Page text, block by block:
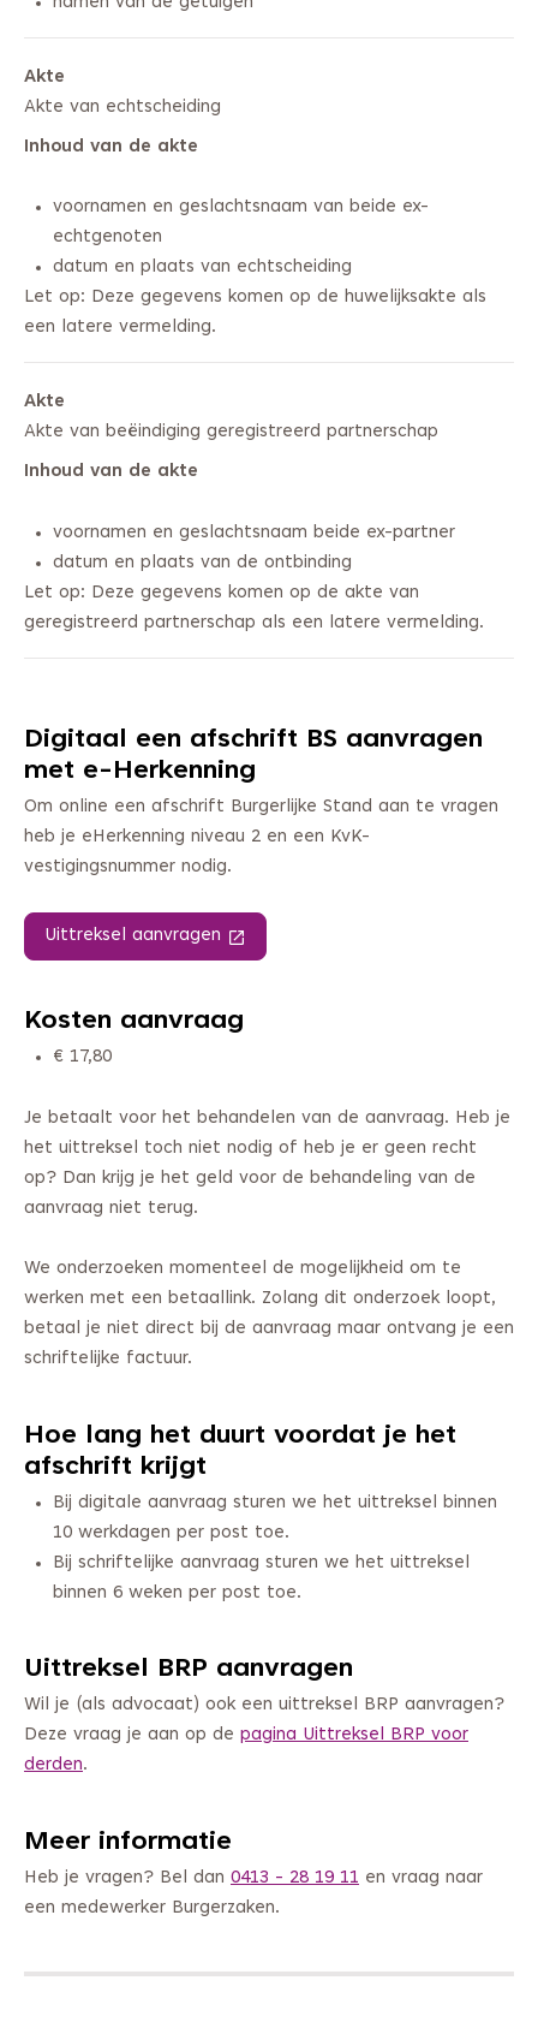
Akte
Akte van echtscheiding
Inhoud van de akte
voornamen en geslachtsnaam van beide ex-
echtgenoten
datum en plaats van echtscheiding
Let op: Deze gegevens komen op de huwelijksakte als
een latere vermelding.
Akte
Akte van beëindiging geregistreerd partnerschap
Inhoud van de akte
voornamen en geslachtsnaam beide ex-partner
datum en plaats van de ontbinding
Let op: Deze gegevens komen op de akte van
geregistreerd partnerschap als een latere vermelding.
Digitaal een afschrift BS aanvragen
met e-Herkenning
Om online een afschrift Burgerlijke Stand aan te vragen
heb je eHerkenning niveau 2 en een KvK-
vestigingsnummer nodig.
Uittreksel aanvragen (Deze link gaat naar een andere
Kosten aanvraag
€ 17,80
Je betaalt voor het behandelen van de aanvraag. Heb je
het uittreksel toch niet nodig of heb je er geen recht
op? Dan krijg je het geld voor de behandeling van de
aanvraag niet terug.
We onderzoeken momenteel de mogelijkheid om te
werken met een betaallink. Zolang dit onderzoek loopt,
betaal je niet direct bij de aanvraag maar ontvang je een
schriftelijke factuur.
Hoe lang het duurt voordat je het
afschrift krijgt
Bij digitale aanvraag sturen we het uittreksel binnen
10 werkdagen per post toe.
Bij schriftelijke aanvraag sturen we het uittreksel
binnen 6 weken per post toe.
Uittreksel BRP aanvragen
Wil je (als advocaat) ook een uittreksel BRP aanvragen?
Deze vraag je aan op de pagina Uittreksel BRP voor
derden.
Meer informatie
Heb je vragen? Bel dan 0413 - 28 19 11 en vraag naar
een medewerker Burgerzaken.